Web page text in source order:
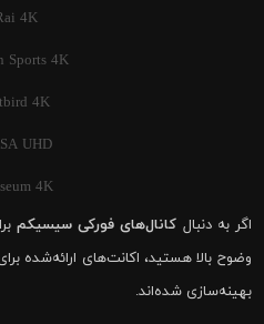
4K
Sports 4K
4K
UHD
4K
اگر به دنبال کانال‌های فورکی سیسیکم
وضوح بالا هستید، اکانت‌های ارائه‌شده
بهینه‌سازی شده‌اند.